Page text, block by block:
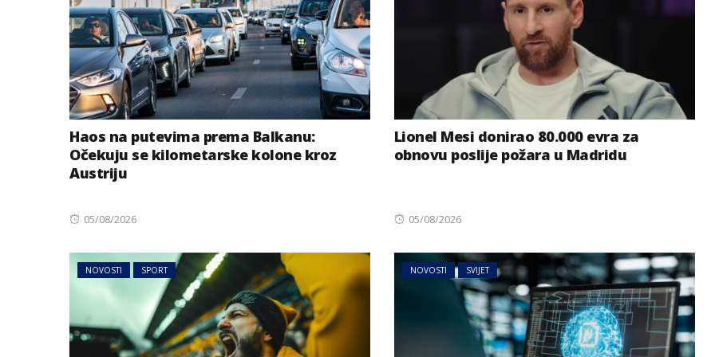
Haos na putevima prema Balkanu:
Očekuju se kilometarske kolone kroz
Austriju
Posted
05/08/2026
Lionel Mesi donirao 80.000 evra za
obnovu poslije požara u Madridu
Posted
05/08/2026
NOVOSTI SPORT NOVOSTI SVIJET
Izabrana najbolja zemlja za
život i preseljenje u 2026.
godini
Balkanu: Očekuju se
kilometarske kolone kroz
Austriju